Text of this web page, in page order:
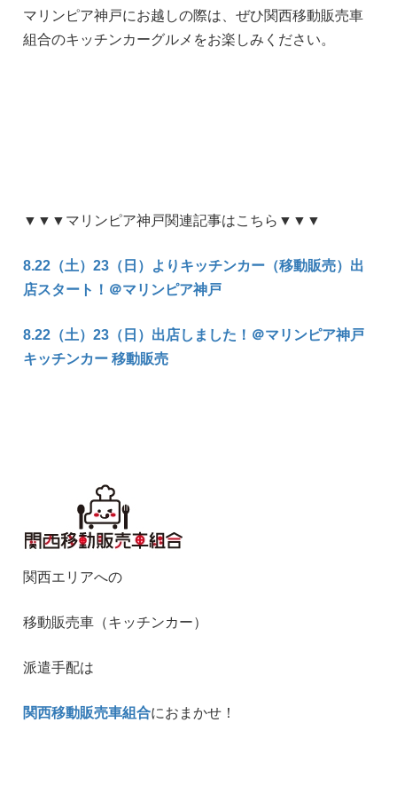
マリンピア神戸にお越しの際は、ぜひ関西移動販売車
組合のキッチンカーグルメをお楽しみください。
▼▼▼マリンピア神戸関連記事はこちら▼▼▼
8.22（土）23（日）よりキッチンカー（移動販売）出
店スタート！＠マリンピア神戸
8.22（土）23（日）出店しました！＠マリンピア神戸
キッチンカー 移動販売
関西エリアへの
移動販売車（キッチンカー）
派遣手配は
関西移動販売車組合におまかせ！